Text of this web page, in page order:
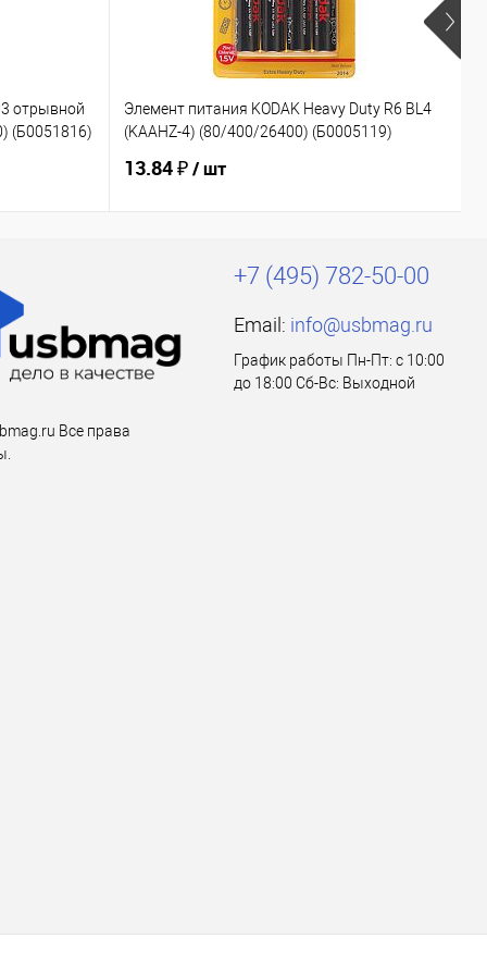
отрывной
(Б0051816)
Элемент питания KODAK Heavy Duty R6 BL4
(KAAHZ-4) (80/400/26400) (Б0005119)
13.84 ₽/ шт
Все права
+7 (495) 782-50-00
Email: info@usbmag.ru
График работы Пн-Пт: с 10:00
до 18:00 Сб-Вс: Выходной